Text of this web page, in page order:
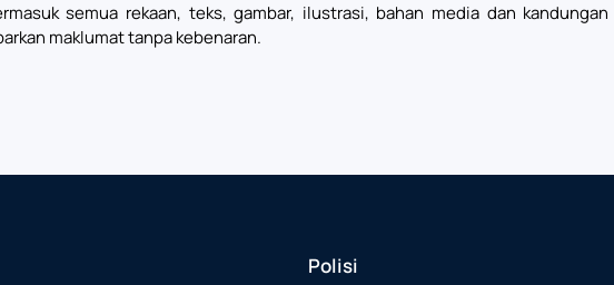
semua rekaan, teks, gambar, ilustrasi, bahan media dan
maklumat tanpa kebenaran.
Polisi